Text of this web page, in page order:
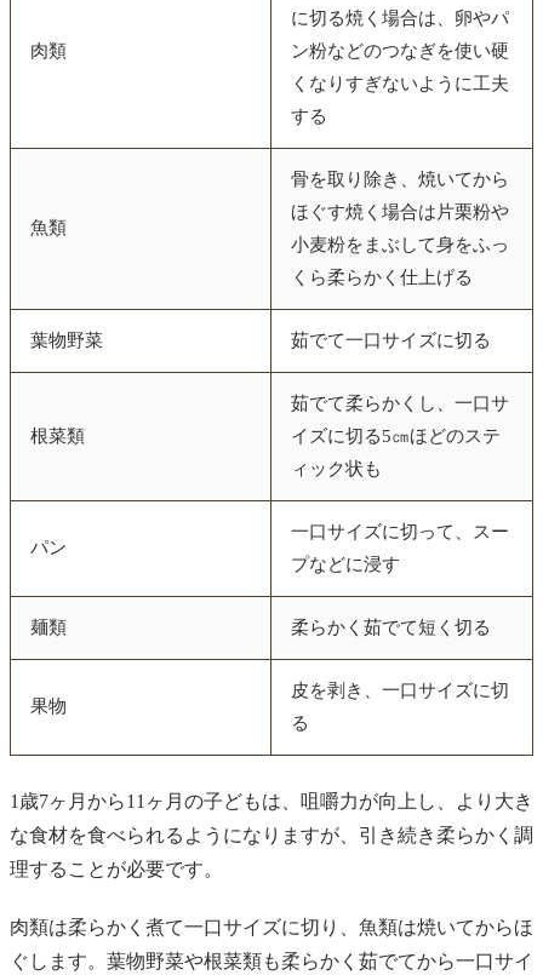
肉類
に切る焼く場合は、卵やパ
ン粉などのつなぎを使い硬
くなりすぎないように工夫
する
魚類
骨を取り除き、焼いてから
ほぐす焼く場合は片栗粉や
小麦粉をまぶして身をふっ
くら柔らかく仕上げる
葉物野菜 茹でて一口サイズに切る
根菜類
茹でて柔らかくし、一口サ
イズに切る5㎝ほどのステ
ィック状も
パン
一口サイズに切って、スー
プなどに浸す
麺類 柔らかく茹でて短く切る
果物
皮を剥き、一口サイズに切
る
1歳7ヶ月から11ヶ月の子どもは、咀嚼力が向上し、より大き
な食材を食べられるようになりますが、引き続き柔らかく調
理することが必要です。
肉類は柔らかく煮て一口サイズに切り、魚類は焼いてからほ
ぐします。葉物野菜や根菜類も柔らかく茹でてから一口サイ